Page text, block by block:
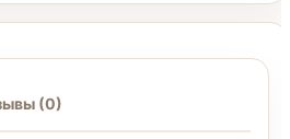
(0)